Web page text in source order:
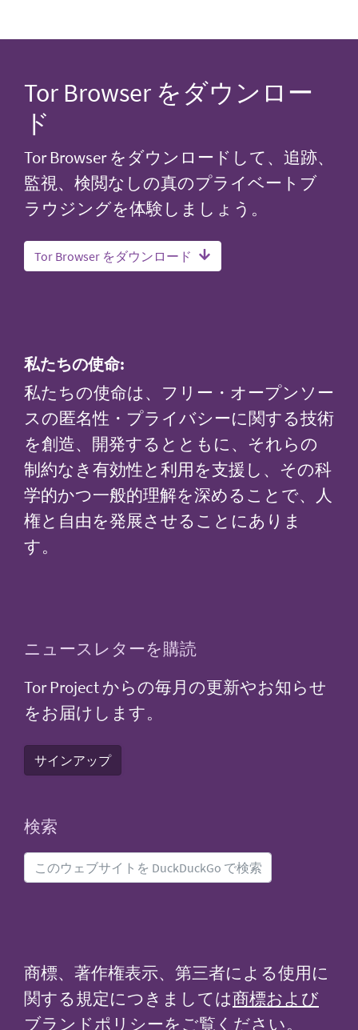
Tor Browser をダウンロー
ド
Tor Browser をダウンロードして、追跡、
監視、検閲なしの真のプライベートブ
ラウジングを体験しましょう。
Tor Browser をダウンロード
私たちの使命:
私たちの使命は、フリー・オープンソー
スの匿名性・プライバシーに関する技術
を創造、開発するとともに、それらの
制約なき有効性と利用を支援し、その科
学的かつ一般的理解を深めることで、人
権と自由を発展させることにありま
す。
ニュースレターを購読
Tor Project からの毎月の更新やお知らせ
をお届けします。
サインアップ
検索
商標、著作権表示、第三者による使用に
関する規定につきましては商標および
ブランドポリシーをご覧ください。